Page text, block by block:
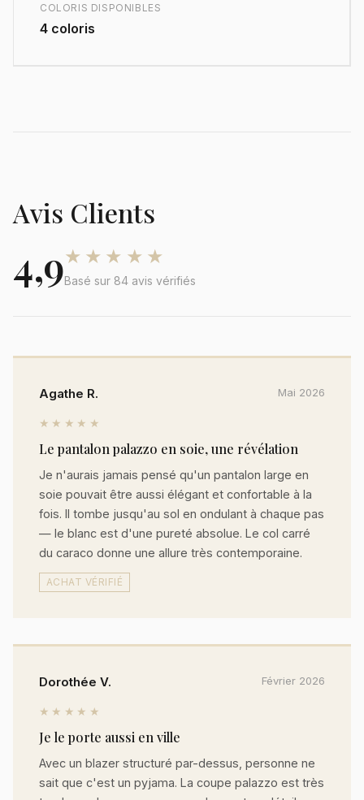
COLORIS DISPONIBLES
4 coloris
Avis Clients
4,9★★★★★
Basé sur 84 avis vérifiés
Agathe R. Mai 2026
★★★★★
Le pantalon palazzo en soie, une révélation
Je n'aurais jamais pensé qu'un pantalon large en
soie pouvait être aussi élégant et confortable à la
fois. Il tombe jusqu'au sol en ondulant à chaque pas
— le blanc est d'une pureté absolue. Le col carré
du caraco donne une allure très contemporaine.
ACHAT VÉRIFIÉ
Dorothée V. Février 2026
★★★★★
Je le porte aussi en ville
Avec un blazer structuré par-dessus, personne ne
sait que c'est un pyjama. La coupe palazzo est très